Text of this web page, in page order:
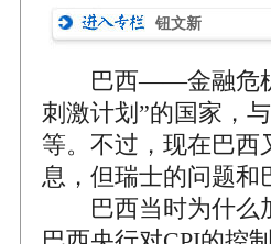
钮文新
巴西——金融危机
刺激计划”的国家，
等。不过，现在巴西
息，但瑞士的问题和
巴西当时为什么加